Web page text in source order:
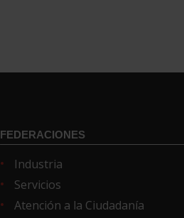
FEDERACIONES
Industria
Servicios
Atención a la Ciudadanía